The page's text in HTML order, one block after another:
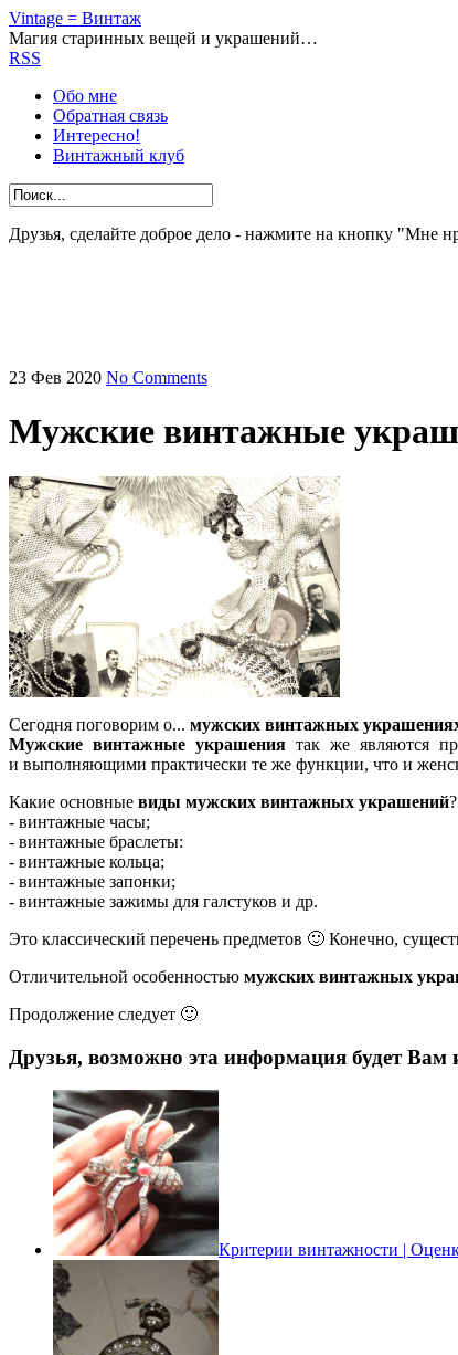
Vintage = Винтаж
Магия старинных вещей и украшений…
RSS
Обо мне
Обратная связь
Интересно!
Винтажный клуб
Друзья, сделайте доброе дело - нажмите на кнопку "Мне
23 Фев 2020 No Comments
Мужские винтажные
Сегодня поговорим о... мужских винтажных
Мужские винтажные украшениятак же являются
и выполняющими практически те же функции, что и
Какие основные виды мужских винтажных украшений?
- винтажные часы;
- винтажные браслеты:
- винтажные кольца;
- винтажные запонки;
- винтажные зажимы для галстуков и др.
Это классический перечень предметов 🙂 Конечно,
Отличительной особенностью мужских винтажных
Продолжение следует 🙂
Друзья, возможно эта информация будет Вам
Критерии винтажности |